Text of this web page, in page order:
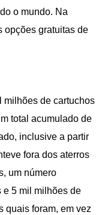
o mundo. Na
opções gratuitas de
milhões de cartuchos
total acumulado de
inclusive a partir
fora dos aterros
um número
e 5 mil milhões de
quais foram, em vez